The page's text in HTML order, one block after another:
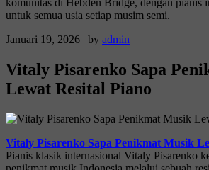
untuk semua usia setiap musim semi.
Januari 19, 2026 | by admin
Vitaly Pisarenko Sapa
Lewat Resital Piano
Vitaly Pisarenko Sapa Penikmat Musik
Pianis klasik internasional Vitaly Pisarenko